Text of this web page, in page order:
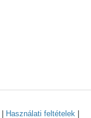
Használati feltételek